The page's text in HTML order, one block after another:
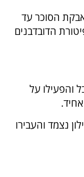
הסוכר עד
הדובדבנים
והפעילו על
נצמד והעבירו